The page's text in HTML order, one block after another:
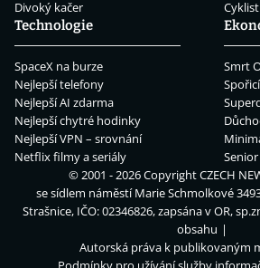
Divoký kačer
Technologie
SpaceX na burze
Nejlepší telefony
Nejlepší AI zdarma
Nejlepší chytré hodinky
Nejlepší VPN – srovnání
Netflix filmy a seriály
Smrt
© 2001 - 2026 CopyrightCZECH
se sídlem náměstí Marie Schmolkové
Strašnice, IČO: 02346826, zapsána v OR,
obsahu
Autorská práva k publikovaným